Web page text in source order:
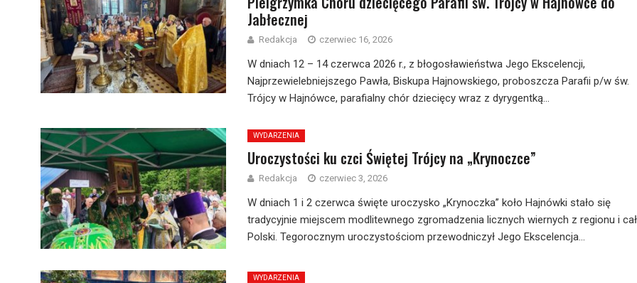
Jabłecznej
Redakcja czerwiec 16, 2026
W dniach 12 – 14 czerwca 2026 r., z błogosławieństwa Jego Ekscelencji,
Najprzewielebniejszego Pawła, Biskupa Hajnowskiego, proboszcza Parafii p/w św.
Trójcy w Hajnówce, parafialny chór dziecięcy wraz z dyrygentką...
WYDARZENIA
Uroczystości ku czci Świętej Trójcy na „Krynoczce”
Redakcja czerwiec 3, 2026
W dniach 1 i 2 czerwca święte uroczysko „Krynoczka” koło Hajnówki stało się
tradycyjnie miejscem modlitewnego zgromadzenia licznych wiernych z regionu i
Polski. Tegorocznym uroczystościom przewodniczył Jego Ekscelencja...
WYDARZENIA